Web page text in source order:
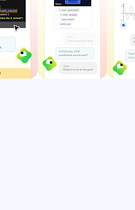
ڈیٹا تجزیہ،
مہارت حاصل کریں۔
کے اہداف تک پہنچنے
استعمال کرتے ہوئے 10